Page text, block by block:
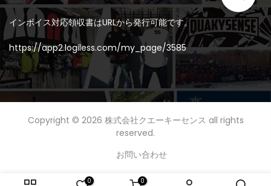
インボイス対応領収書はURLから発行可能です。
https://app2.logiless.com/my_page/3585
Copyright © 2026 株式会社クエーキーセンス all rights
reserved.
お問い合わせ
0 0